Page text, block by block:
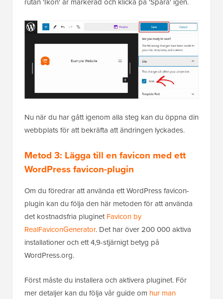
Nu när du har gått igenom alla steg kan du öppna din
webbplats för att bekräfta att ändringen lyckades.
Metod 3: Lägga till en favicon med ett
WordPress favicon-plugin
Om du föredrar att använda ett WordPress favicon-
plugin kan du följa den här metoden för att använda
det kostnadsfria pluginetFavicon by
RealFaviconGenerator. Det har över 200 000 aktiva
installationer och ett 4,9-stjärnigt betyg på
WordPress.org.
Först måste du installera och aktivera pluginet. För
mer detaljer kan du följa vår guide om hur man